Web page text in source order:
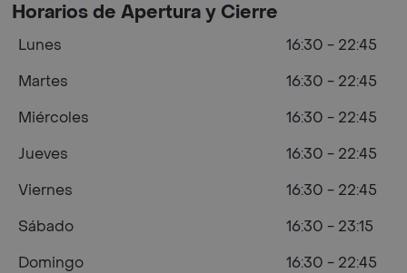
Horarios de Apertura y Cierre
Lunes
16:30 - 22:45
Martes
16:30 - 22:45
Miércoles
16:30 - 22:45
Jueves
16:30 - 22:45
Viernes
16:30 - 22:45
Sábado
16:30 - 23:15
Domingo
16:30 - 22:45